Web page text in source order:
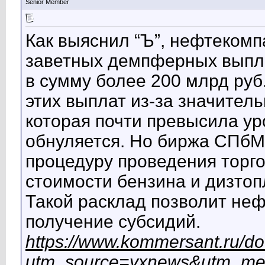
Senior Member
Как выяснил “Ъ”,
заветных демпферных
в сумму более 200 млрд
этих выплат из-за
которая почти превысила
обнуляется. Но биржа
процедуру проведения
стоимости бензина и
Такой расклад позволит
получение субсидий.
https://www.kommersant.ru/